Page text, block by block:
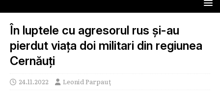
În luptele cu agresorul rus și-au
pierdut viața doi militari din regiunea
Cernăuți
24.11.2022 Leonid Parpauț